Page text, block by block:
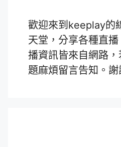
歡迎來到keeplay的
天堂，分享各種直
播資訊皆來自網路，
題麻煩留言告知。謝